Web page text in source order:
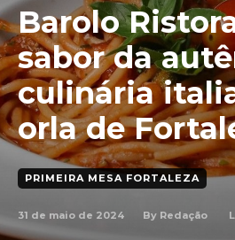
Barolo
sabor da
culinária
orla de
PRIMEIRA MESA FORTALEZA
31 de maio de 2024 By Redação